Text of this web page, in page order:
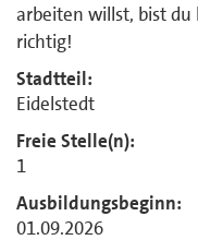
arbeiten willst, bist du
richtig!
Stadtteil:
Eidelstedt
Freie Stelle(n):
1
Ausbildungsbeginn:
01.09.2026